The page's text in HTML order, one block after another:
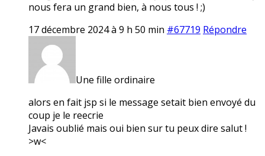
nous fera un grand bien, à nous tous ! ;)
17 décembre 2024 à 9 h 50 min #67719 Répondre
Une fille ordinaire
alors en fait jsp si le message setait bien envoyé du
coup je le reecrie
Javais oublié mais oui bien sur tu peux dire salut !
>w<